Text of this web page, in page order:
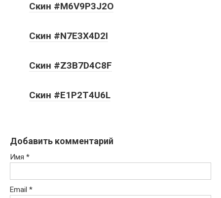
Скин #M6V9P3J2O
Скин #N7E3X4D2I
Скин #Z3B7D4C8F
Скин #E1P2T4U6L
Добавить комментарий
Имя *
Email *